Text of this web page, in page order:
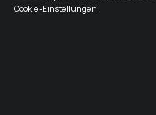
Cookie-Einstellungen